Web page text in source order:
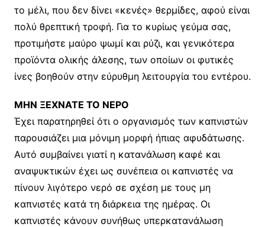
το μέλι, που δεν δίνει «κενές» θερμίδες, αφού είναι
πολύ θρεπτική τροφή. Για το κυρίως γεύμα σας,
προτιμήστε μαύρο ψωμί και ρύζι, και γενικότερα
προϊόντα ολικής άλεσης, των οποίων οι φυτικές
ίνες βοηθούν στην εύρυθμη λειτουργία του εντέρου.
MΗΝ ΞΕΧΝΑΤΕ ΤΟ ΝΕΡΟ
Έχει παρατηρηθεί ότι ο οργανισμός των καπνιστών
παρουσιάζει μια μόνιμη μορφή ήπιας αφυδάτωσης.
Aυτό συμβαίνει γιατί η κατανάλωση καφέ και
αναψυκτικών έχει ως συνέπεια οι καπνιστές να
πίνουν λιγότερο νερό σε σχέση με τους μη
καπνιστές κατά τη διάρκεια της ημέρας. Oι
καπνιστές κάνουν συνήθως υπερκατανάλωση